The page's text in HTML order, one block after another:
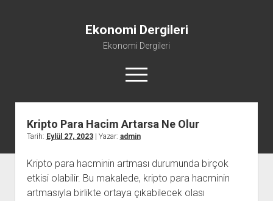
Ekonomi Dergileri
Ekonomi Dergileri
menüyü
aç
Kripto Para Hacim Artarsa Ne Olur
Tarih: Eylül 27, 2023| Yazar: admin
Kripto para hacminin artması durumunda birçok
etkisi olabilir. Bu makalede, kripto para hacminin
artmasıyla birlikte ortaya çıkabilecek olası